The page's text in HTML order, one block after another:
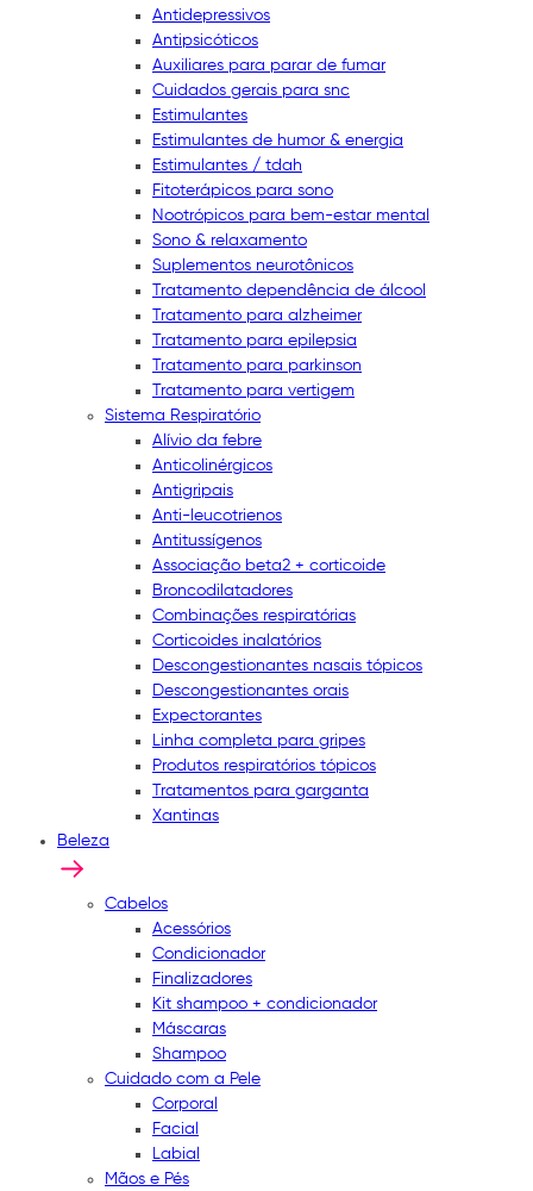
Antidepressivos
Antipsicóticos
Auxiliares para parar de fumar
Cuidados gerais para snc
Estimulantes
Estimulantes de humor & energia
Estimulantes / tdah
Fitoterápicos para sono
Nootrópicos para bem-estar mental
Sono & relaxamento
Suplementos neurotônicos
Tratamento dependência de álcool
Tratamento para alzheimer
Tratamento para epilepsia
Tratamento para parkinson
Tratamento para vertigem
Sistema Respiratório
Alívio da febre
Anticolinérgicos
Antigripais
Anti-leucotrienos
Antitussígenos
Associação beta2 + corticoide
Broncodilatadores
Combinações respiratórias
Corticoides inalatórios
Descongestionantes nasais tópicos
Descongestionantes orais
Expectorantes
Linha completa para gripes
Produtos respiratórios tópicos
Tratamentos para garganta
Xantinas
Beleza
Cabelos
Acessórios
Condicionador
Finalizadores
Kit shampoo + condicionador
Máscaras
Shampoo
Cuidado com a Pele
Corporal
Facial
Labial
Mãos e Pés